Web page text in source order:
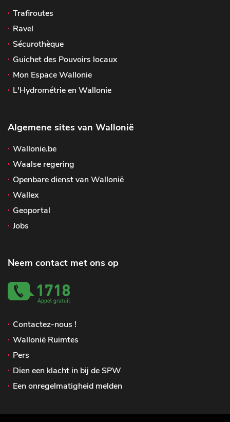
Trafiroutes
Ravel
Sécurothèque
Guichet des Pouvoirs locaux
Mon Espace Wallonie
L'Hydrométrie en Wallonie
Algemene sites van Wallonië
Wallonie.be
Waalse regering
Openbare dienst van Wallonië
Wallex
Geoportal
Jobs
Neem contact met ons op
Contactez-nous !
Wallonië Ruimtes
Pers
Dien een klacht in bij de SPW
Een onregelmatigheid melden